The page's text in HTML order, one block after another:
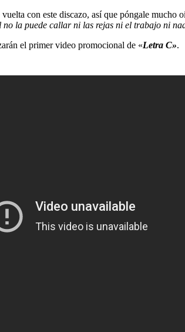
vuelta con este discazo, así que póngale mucho
la puede callar ni las rejas ni el trabajo ni
el primer video promocional de «Letra C».